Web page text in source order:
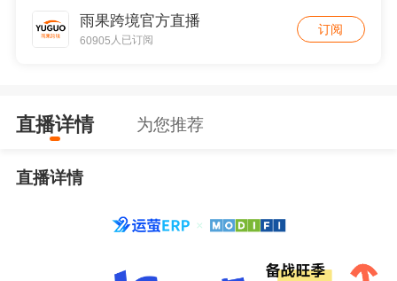
雨果跨境官方直播
60905 人已订阅
订阅
直播详情 为您推荐
直播详情